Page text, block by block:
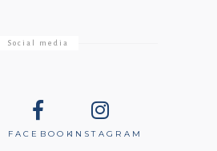
Social media
FACEBOOKINSTAGRAM